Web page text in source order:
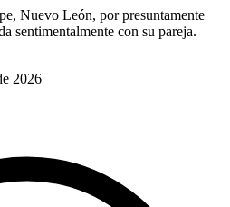
Nuevo León, por presuntamente
sentimentalmente con su pareja.
2026